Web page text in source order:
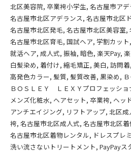
北区美容院 卒業袴小学生 名古屋市アデ
名古屋市北区アデランス 名古屋市北区
名古屋市北区発毛 名古屋市北区美容室
名古屋市北区育毛 国試ヘア 学割カット
就活ヘア 成人式 振袖 暗色 楽天Pay
白髪染め 着付け 縮毛矯正 美白 訪問着
高発色カラー 髪質 髪質改善 黒染め
ＢＯＳＬＥＹ ＬＥＸＹプロフェッショ
メンズ化粧水 ヘアセット 卒業袴 ヘッ
アンチエイジング リフトアップ 北区成
袴 名古屋市北区成人式 名古屋市北区着
名古屋市北区着物レンタル ドレスプレ
洗い流さないトリートメント PayPayス